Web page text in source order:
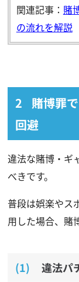
関連記事： 賭
の流れを解説
賭博罪
回避
違法な賭博・ギ
べきです。
普段は娯楽やス
用した場合、賭
違法パ